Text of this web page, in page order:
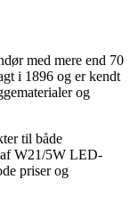
med mere end 70
i 1896 og er kendt
og
til både
af W21/5W LED-
priser og